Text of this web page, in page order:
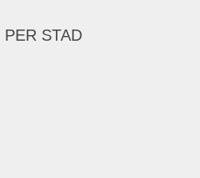
PER STAD